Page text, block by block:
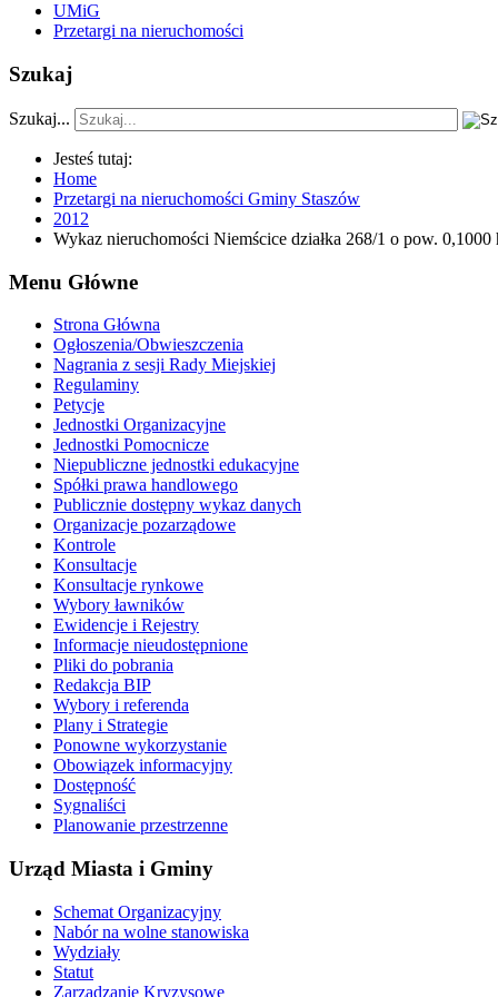
UMiG
Przetargi na nieruchomości
Szukaj
Szukaj...
Jesteś tutaj:
Home
Przetargi na nieruchomości Gminy Staszów
2012
Wykaz nieruchomości Niemścice działka 268/1 o pow. 0,1000
Menu Główne
Strona Główna
Ogłoszenia/Obwieszczenia
Nagrania z sesji Rady Miejskiej
Regulaminy
Petycje
Jednostki Organizacyjne
Jednostki Pomocnicze
Niepubliczne jednostki edukacyjne
Spółki prawa handlowego
Publicznie dostępny wykaz danych
Organizacje pozarządowe
Kontrole
Konsultacje
Konsultacje rynkowe
Wybory ławników
Ewidencje i Rejestry
Informacje nieudostępnione
Pliki do pobrania
Redakcja BIP
Wybory i referenda
Plany i Strategie
Ponowne wykorzystanie
Obowiązek informacyjny
Dostępność
Sygnaliści
Planowanie przestrzenne
Urząd Miasta i Gminy
Schemat Organizacyjny
Nabór na wolne stanowiska
Wydziały
Statut
Zarządzanie Kryzysowe